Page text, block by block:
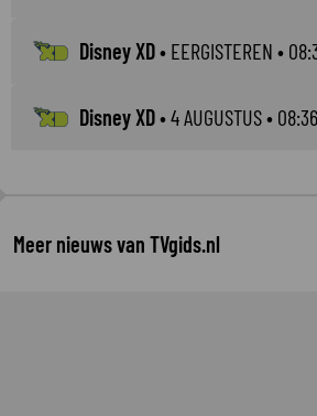
Disney XD• EERGISTEREN •
Disney XD•4 AUGUSTUS•
Meer nieuws van TVgids.nl